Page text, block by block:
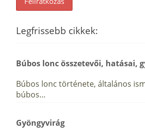
Legfrissebb cikkek:
Búbos lonc összetevői, hatásai,
Búbos lonc története, általános
búbos…
Gyöngyvirág